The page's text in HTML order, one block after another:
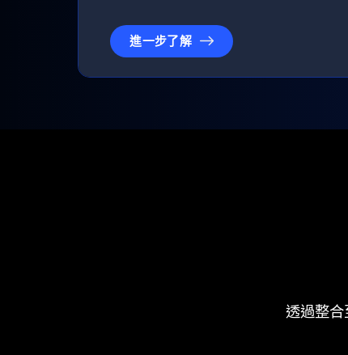
進一步了解
透過整合